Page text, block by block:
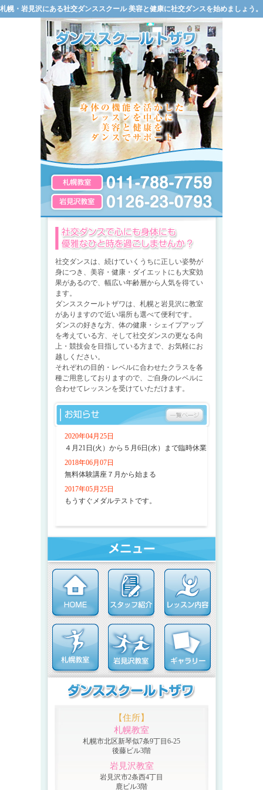
札幌・岩見沢にある社交ダンススクール 美容と健康に社交ダンスを始めましょう。
社交ダンスは、続けていくうちに正しい姿勢が
身につき、美容・健康・ダイエットにも大変効
果があるので、幅広い年齢層から人気を得てい
ます。
ダンススクールトザワは、札幌と岩見沢に教室
がありますので近い場所も選べて便利です。
ダンスの好きな方、体の健康・シェイプアップ
を考えている方、そして社交ダンスの更なる向
上・競技会を目指している方まで、お気軽にお
越しください。
それぞれの目的・レベルに合わせたクラスを各
種ご用意しておりますので、ご自身のレベルに
合わせてレッスンを受けていただけます。
2020年04月25日
４月21日(火）から５月6日(水）まで臨時休業
2018年06月07日
無料体験講座７月から始まる
2017年05月25日
もうすぐメダルテストです。
【住所】
札幌教室
札幌市北区新琴似7条9丁目6-25
後藤ビル3階
岩見沢教室
岩見沢市2条西4丁目
鹿ビル3階